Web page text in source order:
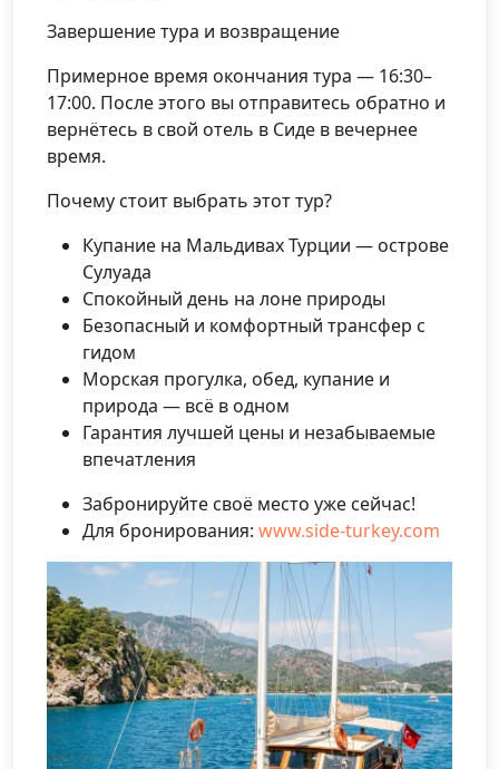
Завершение тура и возвращение
Примерное время окончания тура — 16:30–
17:00. После этого вы отправитесь обратно и
вернётесь в свой отель в Сиде в вечернее
время.
Почему стоит выбрать этот тур?
Купание на Мальдивах Турции — острове
Сулуада
Спокойный день на лоне природы
Безопасный и комфортный трансфер с
гидом
Морская прогулка, обед, купание и
природа — всё в одном
Гарантия лучшей цены и незабываемые
впечатления
Забронируйте своё место уже сейчас!
Для бронирования: www.side-turkey.com